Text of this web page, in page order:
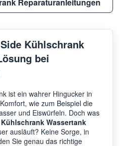
Kühlschrank
bei
ist ein wahrer Hingucker in
wie zum Beispiel die
und Eiswürfeln. Doch was
Wassertank
ausläuft? Keine Sorge, in
Sie genau das richtige